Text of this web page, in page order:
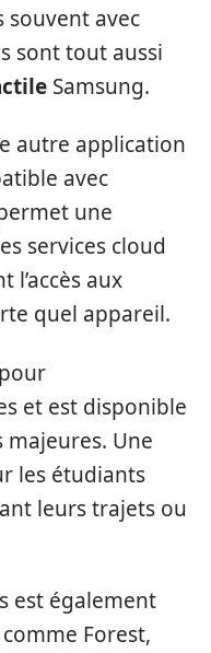
souvent avec
sont tout aussi
Samsung.
autre application
avec
une
services cloud
l’accès aux
quel appareil.
et est disponible
Une
les étudiants
leurs trajets ou
est également
Forest,